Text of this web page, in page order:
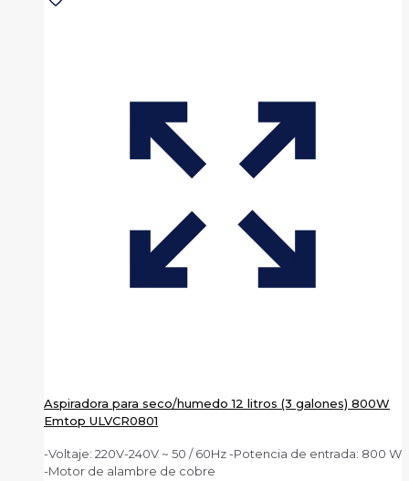
Aspiradora para seco/humedo 12 litros (3 galones) 800W
Emtop ULVCR0801
-Voltaje: 220V-240V ~ 50 / 60Hz -Potencia de entrada: 800 W
-Motor de alambre de cobre